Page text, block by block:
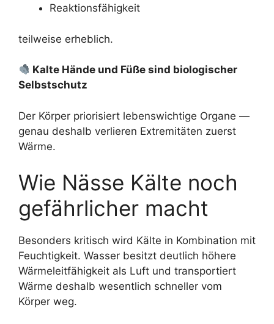
Reaktionsfähigkeit
teilweise erheblich.
Kalte Hände und Füße sind biologischer
Selbstschutz
Der Körper priorisiert lebenswichtige Organe —
genau deshalb verlieren Extremitäten zuerst
Wärme.
Wie Nässe Kälte noch
gefährlicher macht
Besonders kritisch wird Kälte in Kombination mit
Feuchtigkeit. Wasser besitzt deutlich höhere
Wärmeleitfähigkeit als Luft und transportiert
Wärme deshalb wesentlich schneller vom
Körper weg.